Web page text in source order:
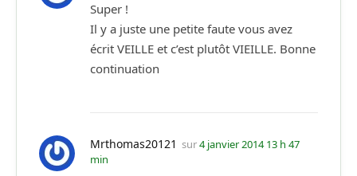
Super !
Il y a juste une petite faute vous avez
écrit VEILLE et c’est plutôt VIEILLE. Bonne
continuation
Mrthomas20121 sur4 janvier 2014 13 h 47
min